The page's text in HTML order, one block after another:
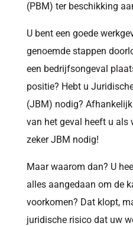
(PBM) ter beschikking
U bent een goede
genoemde stappen
een bedrijfsongeval
positie? Hebt u
(JBM) nodig?
van het geval heeft u als
zeker JBM nodig!
Maar waarom dan? U
alles aangedaan om de
voorkomen? Dat klopt,
juridische risico dat uw